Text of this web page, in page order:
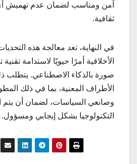
آمن ومناسب لضمان عدم تهميش أي
ثقافية.
في النهاية، تعد معالجة هذه
الأخلاقية أمرًا حيويًا لاستدامة
صورة بالذكاء الاصطناعي. يتطلب
الأطراف المعنية، بما في ذلك
وصانعي السياسات، لضمان أن يتم
التكنولوجيا بشكل إيجابي ومسؤول.